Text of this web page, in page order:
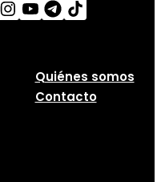
Quiénes somos
Contacto